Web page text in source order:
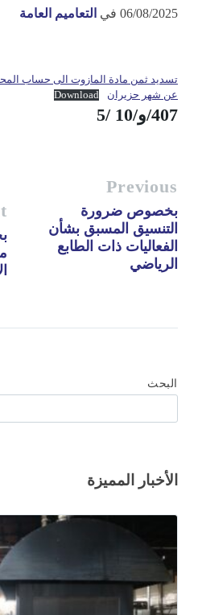
06/08/2025 في التعاميم العامة
تسديد ثمن مادة المازوت الى حساب
عن شهر حزيران
Download
407/و/10 /5
Previous
بخصوص ضرورة
التنسيق المسبق بشأن
الفعاليات ذات الطابع
الرياضي
البحث
الأخبار المميزة